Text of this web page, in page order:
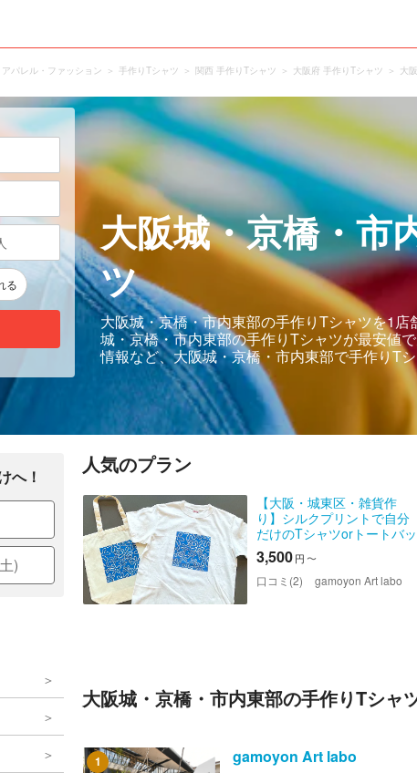
アパレル・ファッション 手作りTシャツ 関西 手作りTシャツ 大阪府 手作りTシャツ 大
る
大阪城・京橋・市
ツ
大阪城・京橋・市内東部の手作りTシャツを1
城・京橋・市内東部の手作りTシャツが最安値
情報など、大阪城・京橋・市内東部で手作りT
へ！
)
人気のプラン
【大阪・城東区・雑貨作
り】シルクプリントで自分
だけのTシャツorトートバッ
グ作り
3,500円 〜
口コミ(2) gamoyon Art labo
大阪城・京橋・市内東部の手作りTシャ
1 gamoyon Art labo